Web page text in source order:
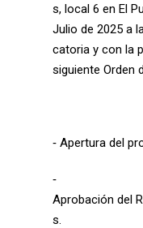
s, local 6 en El
Julio de 2025 a
catoria y con la
siguiente Orden
‐ Apertura del
‐
Aprobación del
s.